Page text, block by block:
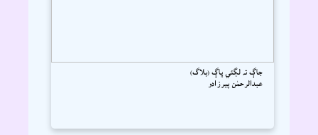
جاڳ تہ لڳئي ڀاڳ (بلاگ)
عبدالرحمٰن پيرزادو